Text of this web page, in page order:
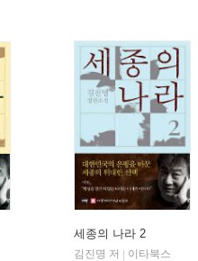
세종의 나라 2
김진명 저
이타북스